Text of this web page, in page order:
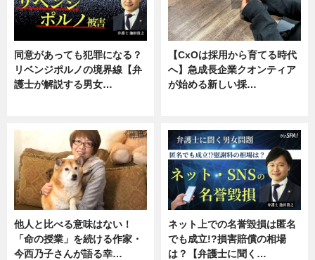
同意があっても犯罪になる？
リベンジポルノの境界線【弁
護士が解説する男女…
【CxOは採用から育てる時代
へ】急成長企業クオンティア
が始める新しい採…
他人と比べる意味はない！
「命の授業」を続ける作家・
今西乃子さんが語る幸…
ネット上での名誉毀損は匿名
でも成立!?損害賠償の相場
は？【弁護士に聞く…